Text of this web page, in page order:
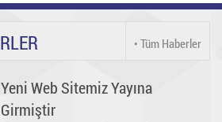
• Tüm Haberler
Yeni Web Sitemiz Yayına
Girmiştir